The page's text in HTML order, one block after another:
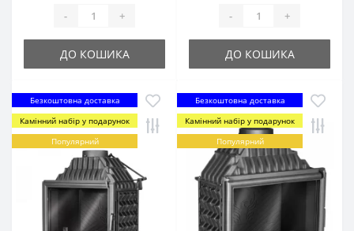
- +
ДО КОШИКА
- +
ДО КОШИКА
Безкоштовна доставка
Камінний набір у подарунок
Популярний
Безкоштовна доставка
Камінний набір у подарунок
Популярний